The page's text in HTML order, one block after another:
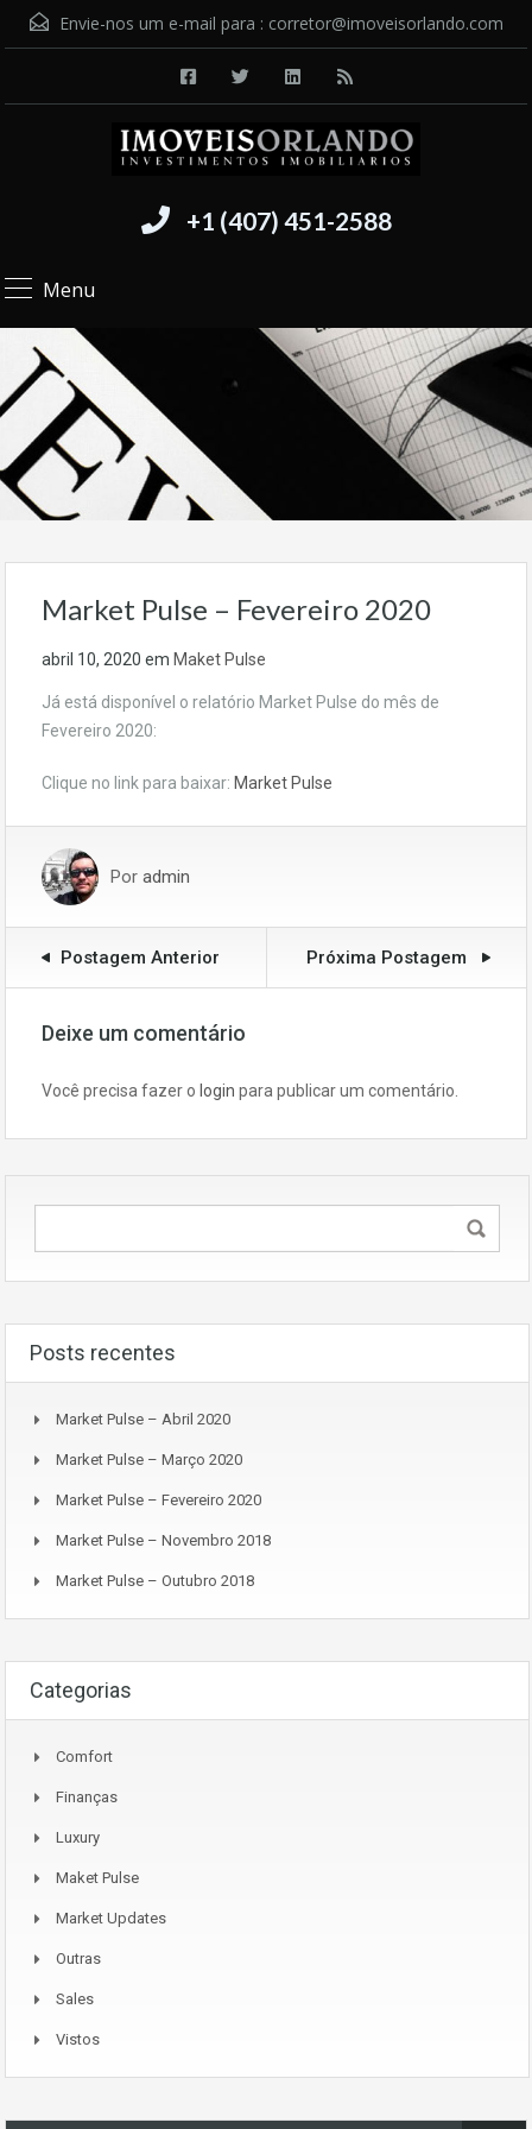
Envie-nos um e-mail para : corretor@imoveisorlando.com
+1 (407) 451-2588
Menu
Market Pulse – Fevereiro 2020
abril 10, 2020 em Maket Pulse
Já está disponível o relatório Market Pulse do mês de
Fevereiro 2020:
Clique no link para baixar: Market Pulse
Por admin
Postagem Anterior Próxima Postagem
Deixe um comentário
Você precisa fazer o login para publicar um comentário.
Posts recentes
Market Pulse – Abril 2020
Market Pulse – Março 2020
Market Pulse – Fevereiro 2020
Market Pulse – Novembro 2018
Market Pulse – Outubro 2018
Categorias
Comfort
Finanças
Luxury
Maket Pulse
Market Updates
Outras
Sales
Vistos